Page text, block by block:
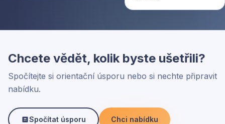
Chcete vědět, kolik byste ušetřili?
Spočítejte si orientační úsporu nebo si nechte připravit
nabídku.
Spočítat úsporu Chci nabídku